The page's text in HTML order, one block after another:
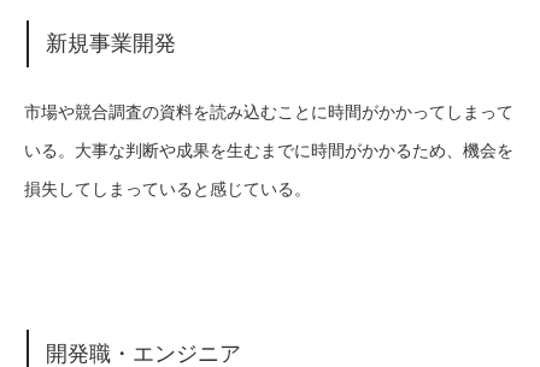
新規事業開発
市場や競合調査の資料を読み込むことに時間がかかってしまって
いる。大事な判断や成果を生むまでに時間がかかるため、機会を
損失してしまっていると感じている。
開発職・エンジニア